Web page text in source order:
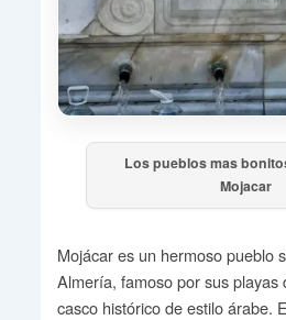
Los pueblos mas
Mojacar
Mojácar es un hermoso pueblo
Almería, famoso por sus playas
casco histórico de estilo árabe.